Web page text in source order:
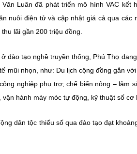
Văn Luân đã phát triển mô hình VAC
nuôi điện tử và cập nhật giá cả qua
lãi gần 200 triệu đồng
đào tạo nghề truyền thống, Phú Thọ
mũi nhọn, như: Du lịch cộng đồng gắn
ông nghiệp phụ trợ;chế biến nông – lâm
vận hành máy móc tự động, kỹ thuật số
dân tộc thiểu số qua đào tạo đạt